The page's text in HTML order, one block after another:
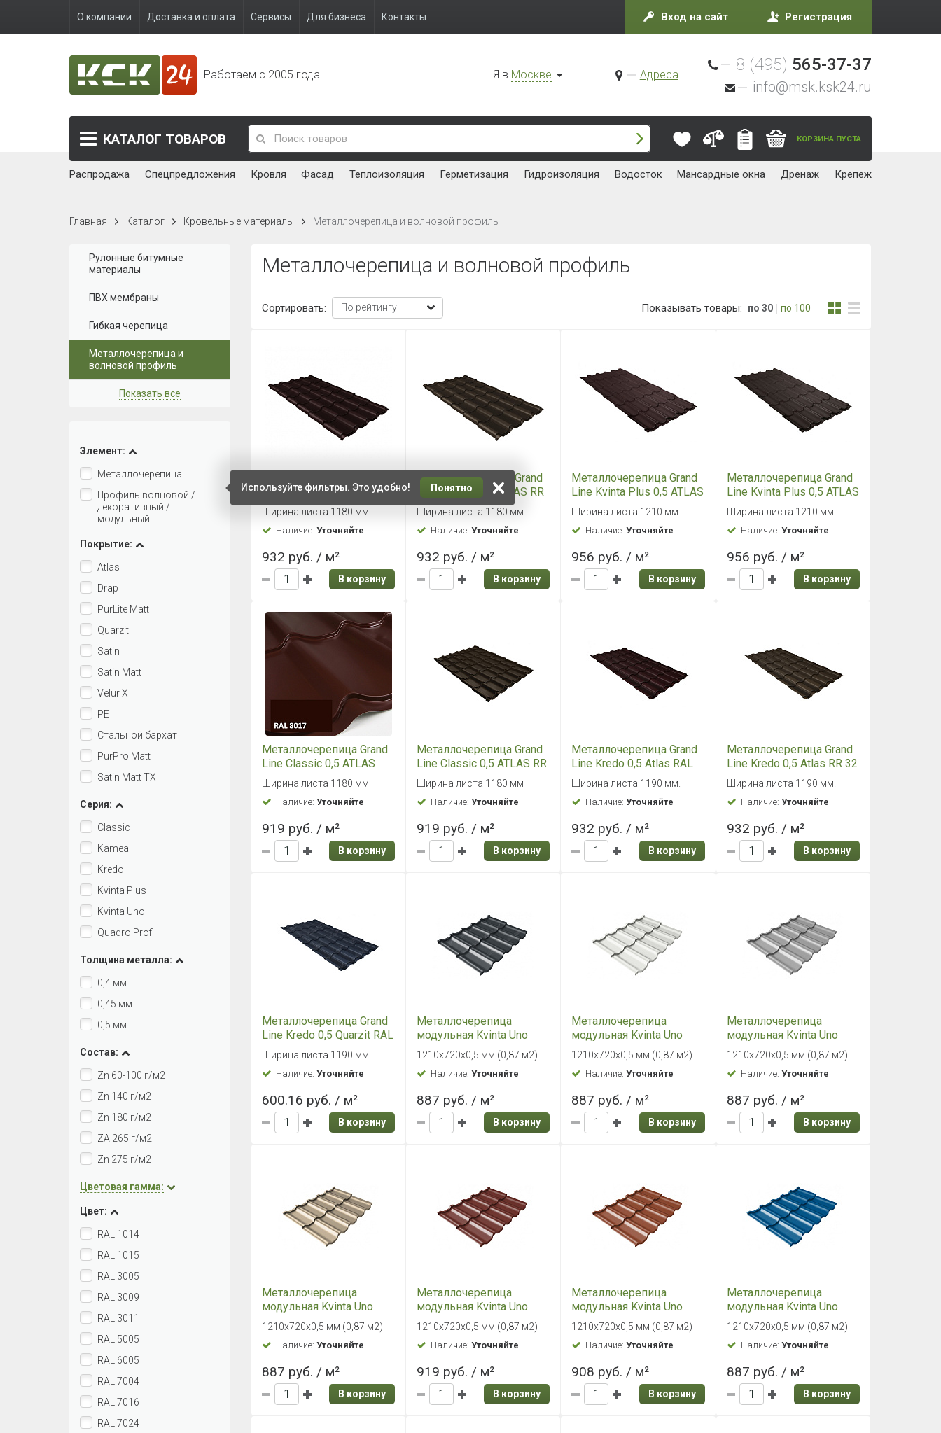
О компании Доставка и оплата Сервисы Для бизнеса Контакты Вход на сайт Регистрация
Работаем с 2005 года Я в Москве Адреса
8 (495) 565-37-37
info@msk.ksk24.ru
КАТАЛОГ ТОВАРОВ КОРЗИНА ПУСТА
Распродажа Спецпредложения Кровля Фасад Теплоизоляция Герметизация Гидроизоляция Водосток Мансардные окна Дренаж Крепеж
Главная Каталог Кровельные материалы Металлочерепица и волновой профиль
Металлочерепица и волновой профиль
Сортировать: Показывать товары: по 30 по 100
Line Kamea 0,5 ATLAS
RAL 8017 Шоколадно-
коричневый
Ширина листа 1180 мм
Наличие: Уточняйте
932 руб. / м²
В корзину
Металлочерепица Grand
Line Kamea 0,5 ATLAS RR
32 темно-коричневый
Ширина листа 1180 мм
Наличие:Уточняйте
932 руб. / м²
В корзину
Металлочерепица Grand
Line Kvinta Plus 0,5 ATLAS
RAL 8017 Шоколадно-
коричневый
Ширина листа 1210 мм
Наличие:Уточняйте
956 руб. / м²
В корзину
Металлочерепица Grand
Line Kvinta Plus 0,5 ATLAS
RR 32 темно-
коричневый
Ширина листа 1210 мм
Наличие: Уточняйте
956 руб. / м²
В корзину
Металлочерепица Grand
Line Classic 0,5 ATLAS
RAL 8017 Шоколадно-
коричневый
Ширина листа 1180 мм
Наличие: Уточняйте
919 руб. / м²
В корзину
Металлочерепица Grand
Line Classic 0,5 ATLAS RR
32 темно-коричневый
Ширина листа 1180 мм
Наличие:Уточняйте
919 руб. / м²
В корзину
Металлочерепица Grand
Line Kredo 0,5 Atlas RAL
8017 Шоколадно-
коричневый
Ширина листа 1190 мм.
Наличие:Уточняйте
932 руб. / м²
В корзину
Металлочерепица Grand
Line Kredo 0,5 Atlas RR 32
темно-коричневый
Ширина листа 1190 мм.
Наличие: Уточняйте
932 руб. / м²
В корзину
Металлочерепица Grand
Line Kredo 0,5 Quarzit RAL
7024 Графитовый серый
Ширина листа 1190 мм
Наличие: Уточняйте
600.16 руб. / м²
В корзину
Металлочерепица
модульная Kvinta Uno
Grand Line 0,5 Satin RAL
7016 антрацитово-серый
1210х720х0,5 мм (0,87 м2)
Наличие:Уточняйте
887 руб. / м²
В корзину
Металлочерепица
модульная Kvinta Uno
Grand Line 0,5 Satin RAL
9003 сигнальный белый
1210х720х0,5 мм (0,87 м2)
Наличие:Уточняйте
887 руб. / м²
В корзину
Металлочерепица
модульная Kvinta Uno
Grand Line 0,5 Satin RAL
7004 сигнальный серый
1210х720х0,5 мм (0,87 м2)
Наличие: Уточняйте
887 руб. / м²
В корзину
Металлочерепица
модульная Kvinta Uno
Grand Line 0,5 Satin RAL
1015 светлая слоновая
кость
1210х720х0,5 мм (0,87 м2)
Наличие: Уточняйте
887 руб. / м²
В корзину
Металлочерепица
модульная Kvinta Uno
Grand Line 0,5 Satin RAL
3009 Оксид красный
1210х720х0,5 мм (0,87 м2)
Наличие:Уточняйте
919 руб. / м²
В корзину
Металлочерепица
модульная Kvinta Uno
Grand Line 0,5 Satin RAL
8004 Медно-
коричневый
1210х720х0,5 мм (0,87 м2)
Наличие:Уточняйте
908 руб. / м²
В корзину
Металлочерепица
модульная Kvinta Uno
Grand Line 0,5 Satin RAL
5005 сигнальный синий
1210х720х0,5 мм (0,87 м2)
Наличие: Уточняйте
887 руб. / м²
В корзину
Рулонные битумные
материалы
ПВХ мембраны
Гибкая черепица
Металлочерепица и
волновой профиль
Показать все
Используйте фильтры. Это удобно! Понятно
Элемент:
Металлочерепица
Профиль волновой /
декоративный /
модульный
Покрытие:
Atlas
Drap
PurLite Matt
Quarzit
Satin
Satin Matt
Velur X
PE
Стальной бархат
PurPro Matt
Satin Matt TX
Серия:
Classic
Kamea
Kredo
Kvinta Plus
Kvinta Uno
Quadro Profi
Толщина металла:
0,4 мм
0,45 мм
0,5 мм
Состав:
Zn 60-100 г/м2
Zn 140 г/м2
Zn 180 г/м2
ZA 265 г/м2
Zn 275 г/м2
Цветовая гамма:
Цвет:
RAL 1014
RAL 1015
RAL 3005
RAL 3009
RAL 3011
RAL 5005
RAL 6005
RAL 7004
RAL 7016
RAL 7024